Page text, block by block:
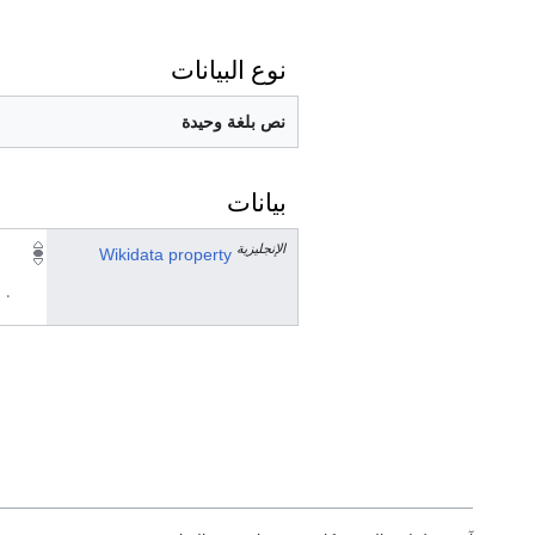
نوع البيانات
نص بلغة وحيدة
بيانات
Wikidata property الإنجليزية
٠ مرجع